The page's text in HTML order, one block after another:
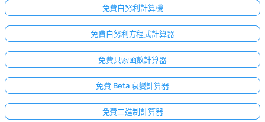
免費白努利計算機
免費白努利方程式計算器
免費貝索函數計算器
免費 Beta 衰變計算器
免費二進制計算器